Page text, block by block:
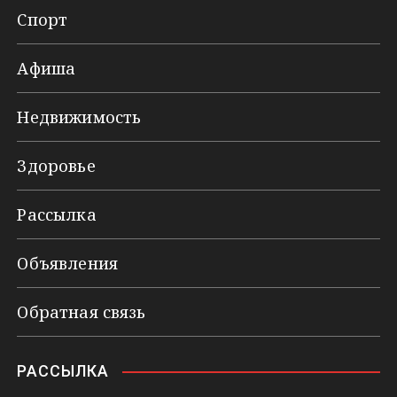
Спорт
Афиша
Недвижимость
Здоровье
Рассылка
Объявления
Обратная связь
РАССЫЛКА